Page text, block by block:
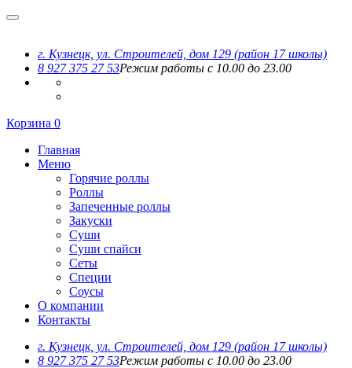
г. Кузнецк, ул. Строителей, дом 129 (район 17 школы)
8 927 375 27 53Режим работы с 10.00 до 23.00
Корзина 0
Главная
Меню
Горячие роллы
Роллы
Запеченные роллы
Закуски
Суши
Суши спайси
Сеты
Специи
Соусы
О компании
Контакты
г. Кузнецк, ул. Строителей, дом 129 (район 17 школы)
8 927 375 27 53Режим работы с 10.00 до 23.00